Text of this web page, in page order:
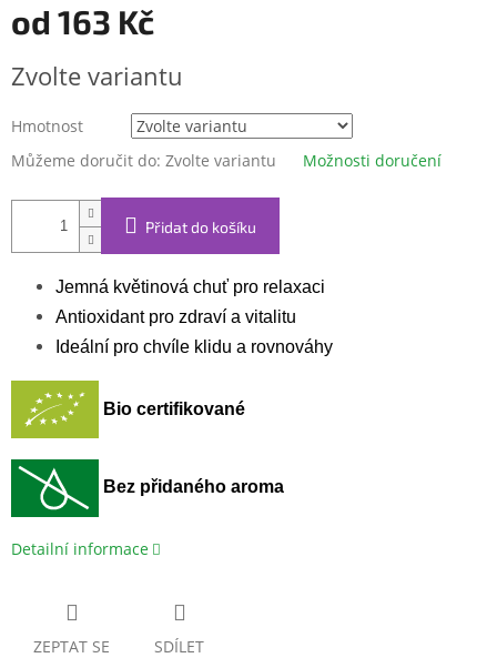
od 163 Kč
cena:
Zvolte variantu
Hmotnost
Můžeme doručit do: Zvolte variantu Možnosti doručení
Přidat do košíku
Jemná květinová chuť pro relaxaci
Antioxidant pro zdraví a vitalitu
Ideální pro chvíle klidu a rovnováhy
Bio certifikované
Bez přidaného aroma
Detailní informace
ZEPTAT SE SDÍLET